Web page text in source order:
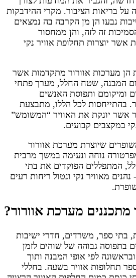
על בריאות הציבור. מקרי ההידבקות
נבעו הן מן הקרבה בה נמצאים
זה לזה, והן ממחסור
אשר יוצרות תחלופת אוויר נקי
הן מערכות אוורור מתקדמות אשר
המבנה, שטח החלל, מערך פתחי
ומיקומם ותפוסת האנשים
בהתייחסות לכל הללו, מתבצעת
אשר יונקת את האוויר “המשומש”
במקצבים קבועים.
שיוצרת מערכת אוורור
נוחה ונעימה במשך מרבית
המתפללים הפוקדים את בתי
מאוויר נקי ונטול ריחות רעים
מתכננים מערכת אוורור?
בתי ספר, משרדים, חדרי ישיבות
בתפוסה גבוהה של שוהים לזמן
לפי אופי המבנה ותוך
תחלופות אוויר בשעה. בחללי